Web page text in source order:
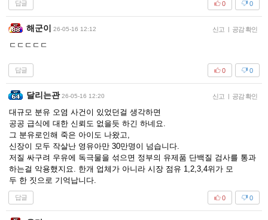
답글 0
0
해군이 26-05-16 12:12 신고 | 공감 확인
ㄷㄷㄷㄷㄷ
답글 0
0
달리는관 26-05-16 12:20 신고 | 공감 확인
대규모 분유 오염 사건이 있었던걸 생각하면
공공 급식에 대한 신뢰도 없을듯 하긴 하네요.
그 분유로인해 죽은 아이도 나왔고,
신장이 모두 작살난 영유아만 30만명이 넘습니다.
저질 싸구려 우유에 독극물을 섞으면 정부의 유제품 단백질 검사를 통과
하는걸 악용했지요. 한개 업체가 아니라 시장 점유 1,2,3,4위가 모
두 한 짓으로 기억납니다.
답글 0
0